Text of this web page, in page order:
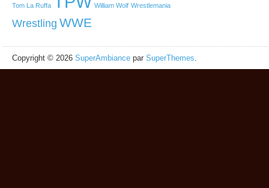
Tom La Ruffa William Wolf Wrestlemania
Wrestling WWE
Copyright © 2026 SuperAmbiance par SuperThemes